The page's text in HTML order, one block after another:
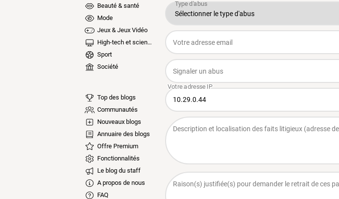
Beauté & santé
Mode
Jeux & Jeux Vidéo
High-tech et sciences
Sport
Société
Top des blogs
Communautés
Nouveaux blogs
Annuaire des blogs
Offre Premium
Fonctionnalités
Le blog du staff
A propos de nous
FAQ